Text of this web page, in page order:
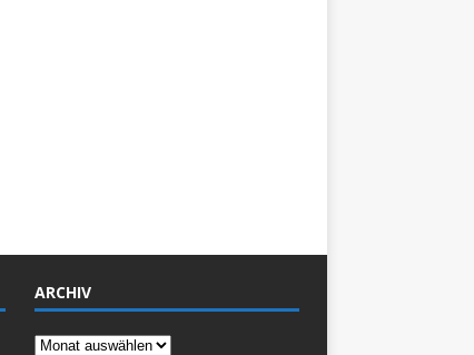
ARCHIV
Archiv